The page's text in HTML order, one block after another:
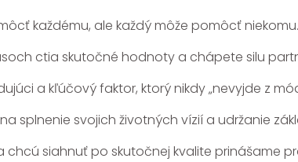
každému, ale každý môže pomôcť
ctia skutočné hodnoty a chápete silu
a kľúčový faktor, ktorý nikdy „nevyjde z
splnenie svojich životných vízií a udržanie
chcú siahnuť po skutočnej kvalite prinášame